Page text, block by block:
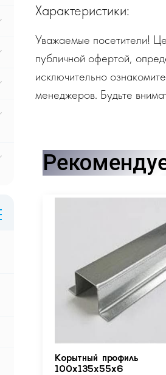
Характеристики:
Уважаемые посетители!
публичной офертой,
исключительно
менеджеров. Будьте
Корытный профиль
100х135х55х6